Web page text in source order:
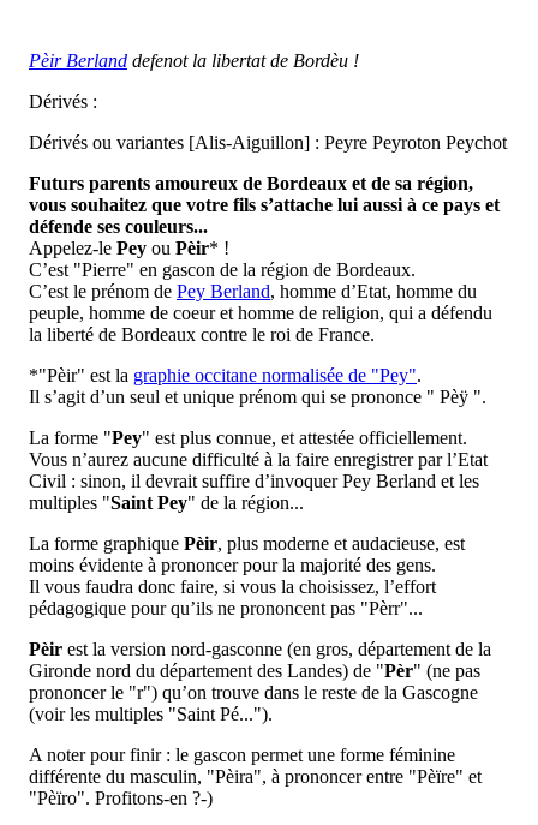
Pèir Berland defenot la libertat de Bordèu !
Dérivés :
Dérivés ou variantes [Alis-Aiguillon] : Peyre Peyroton Peychot
Futurs parents amoureux de Bordeaux et de sa région,
vous souhaitez que votre fils s’attache lui aussi à ce pays et
défende ses couleurs...
Appelez-le Pey ou Pèir* !
C’est "Pierre" en gascon de la région de Bordeaux.
C’est le prénom de Pey Berland, homme d’Etat, homme du
peuple, homme de coeur et homme de religion, qui a défendu
la liberté de Bordeaux contre le roi de France.
*"Pèir" est la graphie occitane normalisée de "Pey".
Il s’agit d’un seul et unique prénom qui se prononce " Pèÿ ".
La forme "Pey" est plus connue, et attestée officiellement.
Vous n’aurez aucune difficulté à la faire enregistrer par l’Etat
Civil : sinon, il devrait suffire d’invoquer Pey Berland et les
multiples "Saint Pey" de la région...
La forme graphique Pèir, plus moderne et audacieuse, est
moins évidente à prononcer pour la majorité des gens.
Il vous faudra donc faire, si vous la choisissez, l’effort
pédagogique pour qu’ils ne prononcent pas "Pèrr"...
Pèir est la version nord-gasconne (en gros, département de la
Gironde nord du département des Landes) de "Pèr" (ne pas
prononcer le "r") qu’on trouve dans le reste de la Gascogne
(voir les multiples "Saint Pé...").
A noter pour finir : le gascon permet une forme féminine
différente du masculin, "Pèira", à prononcer entre "Pèïre" et
"Pèïro". Profitons-en ?-)